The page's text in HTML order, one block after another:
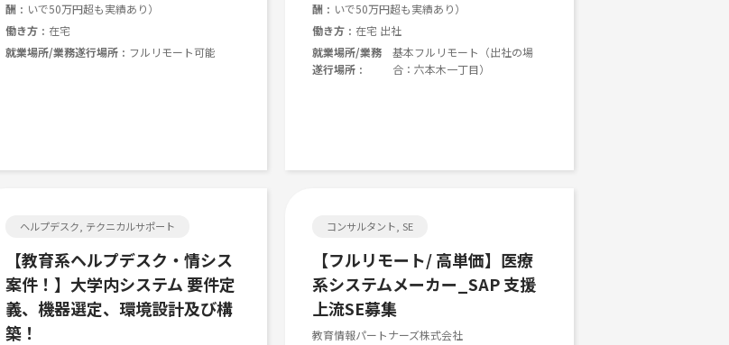
酬
いで50万円超も実績あり）
働き方
在宅
就業場所/業務遂行場所
フルリモート可能
酬
いで50万円超も実績あり）
働き方
在宅 出社
就業場所/業務
遂行場所
基本フルリモート（出社の場
合：六本木一丁目）
ヘルプデスク, テクニカルサポート
【教育系ヘルプデスク・情シス
案件！】大学内システム 要件定
義、機器選定、環境設計及び構
築！
コンサルタント, SE
【フルリモート/ 高単価】医療
系システムメーカー_SAP 支援
上流SE募集
教育情報パートナーズ株式会社